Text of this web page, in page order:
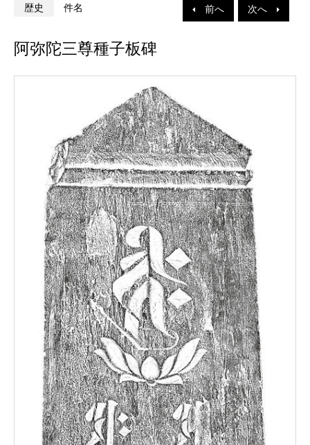
前へ 次へ
歴史 件名
阿弥陀三尊種子板碑